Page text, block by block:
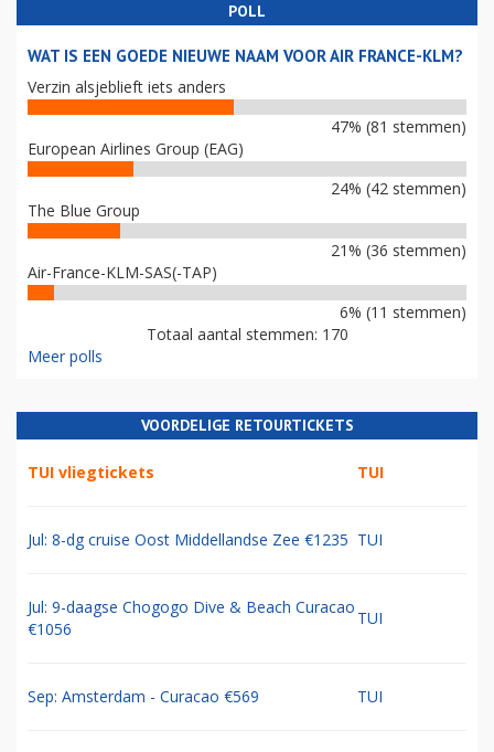
POLL
WAT IS EEN GOEDE NIEUWE NAAM VOOR AIR FRANCE-KLM?
Verzin alsjeblieft iets anders
47% (81 stemmen)
European Airlines Group (EAG)
24% (42 stemmen)
The Blue Group
21% (36 stemmen)
Air-France-KLM-SAS(-TAP)
6% (11 stemmen)
Totaal aantal stemmen: 170
Meer polls
VOORDELIGE RETOURTICKETS
TUI vliegtickets TUI
Jul: 8-dg cruise Oost Middellandse Zee €1235 TUI
Jul: 9-daagse Chogogo Dive & Beach Curacao
€1056
TUI
Sep: Amsterdam - Curacao €569 TUI